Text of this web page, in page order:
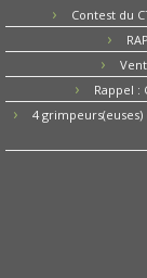
Contest du
Rappel :
4